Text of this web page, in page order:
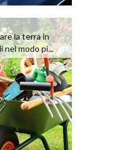
la terra in
nel modo pi...